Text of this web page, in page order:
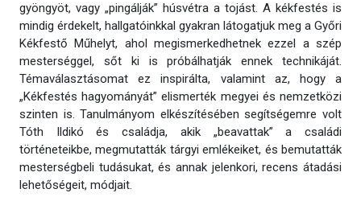
gyöngyöt, vagy „pingálják” húsvétra a tojást. A kékfestés is
mindig érdekelt, hallgatóinkkal gyakran látogatjuk meg a Győri
Kékfestő Műhelyt, ahol megismerkedhetnek ezzel a szép
mesterséggel, sőt ki is próbálhatják ennek technikáját.
Témaválasztásomat ez inspirálta, valamint az, hogy a
„Kékfestés hagyományát” elismerték megyei és nemzetközi
szinten is. Tanulmányom elkészítésében segítségemre volt
Tóth Ildikó és családja, akik „beavattak” a családi
történeteikbe, megmutatták tárgyi emlékeiket, és bemutatták
mesterségbeli tudásukat, és annak jelenkori, recens átadási
lehetőségeit, módjait.